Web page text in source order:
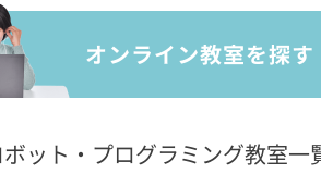
ット・プログラミング教室一